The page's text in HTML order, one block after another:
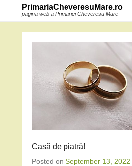
PrimariaCheveresuMare.ro
pagina web a Primariei Cheveresu Mare
Casă de piatră!
Posted on September 13, 2022